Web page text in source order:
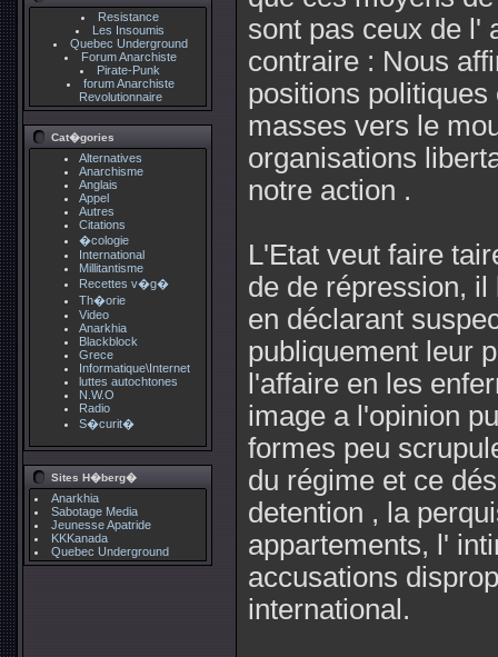
Resistance
Les Insoumis
Quebec Underground
Forum Anarchiste
Pirate-Punk
forum Anarchiste
Revolutionnaire
Cat�gories
Alternatives
Anarchisme
Anglais
Appel
Autres
Citations
�cologie
International
Millitantisme
Recettes v�g�
Th�orie
Video
Anarkhia
Blackblock
Grece
Informatique\Internet
luttes autochtones
N.W.O
Radio
S�curit�
Sites H�berg�
Anarkhia
Sabotage Media
Jeunesse Apatride
KKKanada
Quebec Underground
sont pas ceux de l'
contraire : Nous
positions
masses vers le
organisations
notre action .
L'Etat veut faire
de de répression,
en déclarant
publiquement leur
l'affaire en les
image a l'opinion
formes peu
du régime et ce
detention , la
appartements, l'
accusations
international.